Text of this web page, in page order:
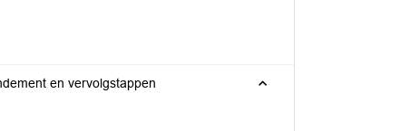
en vervolgstappen